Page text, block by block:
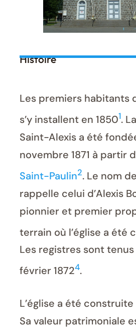
Histoire
Les premiers habitants
s’y installent en 18501.
Saint-Alexis a été
novembre 1871 à partir
Saint-Paulin2. Le nom
rappelle celui d’Alexis
pionnier et premier
terrain où l’église a été
Les registres sont
février 18724.
L’église a été construite
Sa valeur patrimoniale